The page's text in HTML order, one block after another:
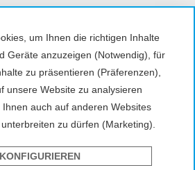
um Ihnen die richtigen Inhalte
Geräte anzuzeigen (Notwendig), für
zu präsentieren (Präferenzen),
unsere Website zu analysieren
auch auf anderen Websites
zu dürfen (Marketing).
KONFIGURIEREN
Impressum